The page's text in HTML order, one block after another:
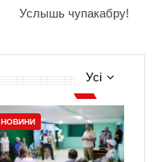
Услышь чупакабру!
Усі
НОВИНИ